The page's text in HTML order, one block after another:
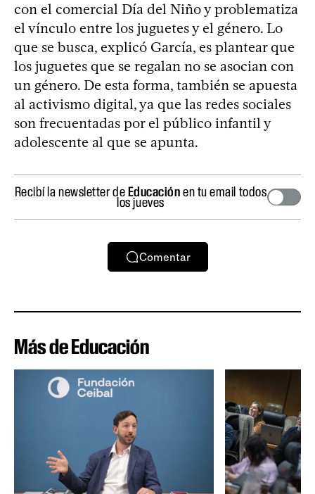
con el comercial Día del Niño y problematiza
el vínculo entre los juguetes y el género. Lo
que se busca, explicó García, es plantear que
los juguetes que se regalan no se asocian con
un género. De esta forma, también se apuesta
al activismo digital, ya que las redes sociales
son frecuentadas por el público infantil y
adolescente al que se apunta.
Recibí la newsletter deEducaciónen tu email todos
los jueves
Comentar
Más de Educación